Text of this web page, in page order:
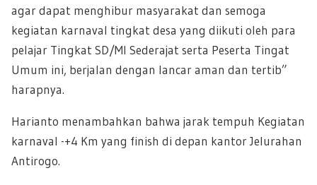
agar dapat menghibur masyarakat dan semoga
kegiatan karnaval tingkat desa yang diikuti oleh para
pelajar Tingkat SD/MI Sederajat serta Peserta Tingat
Umum ini, berjalan dengan lancar aman dan tertib”
harapnya.
Harianto menambahkan bahwa jarak tempuh Kegiatan
karnaval -+4 Km yang finish di depan kantor Jelurahan
Antirogo.